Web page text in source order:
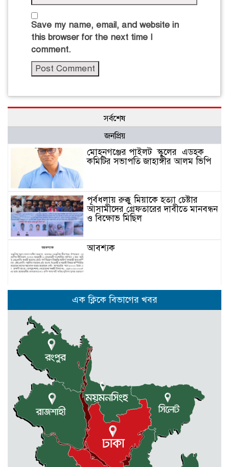
Save my name, email, and website in
this browser for the next time I
comment.
সর্বশেষ
জনপ্রিয়
মোহনগঞ্জের পাইলট স্কুলের এডহক
কমিটির সভাপতি জাহাঙ্গীর আলম ভিপি
পূর্বধলায় রুক্কু মিয়াকে হত্যা চেষ্টার
আসামীদের গ্রেফতারের দাবীতে মানবন্ধন
ও বিক্ষোভ মিছিল
আবশ্যক
নেত্রকোনার দুর্গাপুরে ৬৩ বোতল
ভারতীয় মদসহ আটক -২
কেন্দুয়ায় ফাইভ ব্রাদার্স সোশাল
ওয়েলফেয়ার এসোসিয়েশনের উদ্যোগে
বৃক্ষরোপণ কর্মসূচী
মোহনগঞ্জ উপজেলা স্বাস্থ্য কম্প্লেক্স
কর্মকর্তা ডা. মোমেনুল এর অকাল মৃত্যু
নেত্রকোণায় মেরিট কেয়ার
অর্গানাইজেশনের উদ্যোগে ফ্রি মেডিক্যাল
ক্যাম্প অনুষ্ঠিত
এক ক্লিকে বিভাগের খবর